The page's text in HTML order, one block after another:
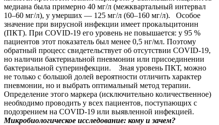
медиана была примерно 40 мг/л (межквартальный интервал
10–60 мг/л), у умерших — 125 мг/л (60–160 мг/л). Особое
значение при вирусной инфекции имеет прокальцитонин
(ПКТ). При COVID-19 его уровень не повышается: у 95 %
пациентов этот показатель был менее 0,5 нг/мл. Поэтому
обратный процесс свидетельствует об отсутствии COVID-19,
но наличии бактериальной пневмонии или присоединении
бактериальной суперинфекции. Зная уровень ПКТ, можно
не только с большой долей вероятности отличить характер
пневмонии, но и выбрать оптимальный метод терапии.
Определение этого маркера (исключительно количественное)
необходимо проводить у всех пациентов, поступающих с
подозрением на COVID-19 или выявленной инфекцией.
Микробиологическое исследование: кому и зачем?